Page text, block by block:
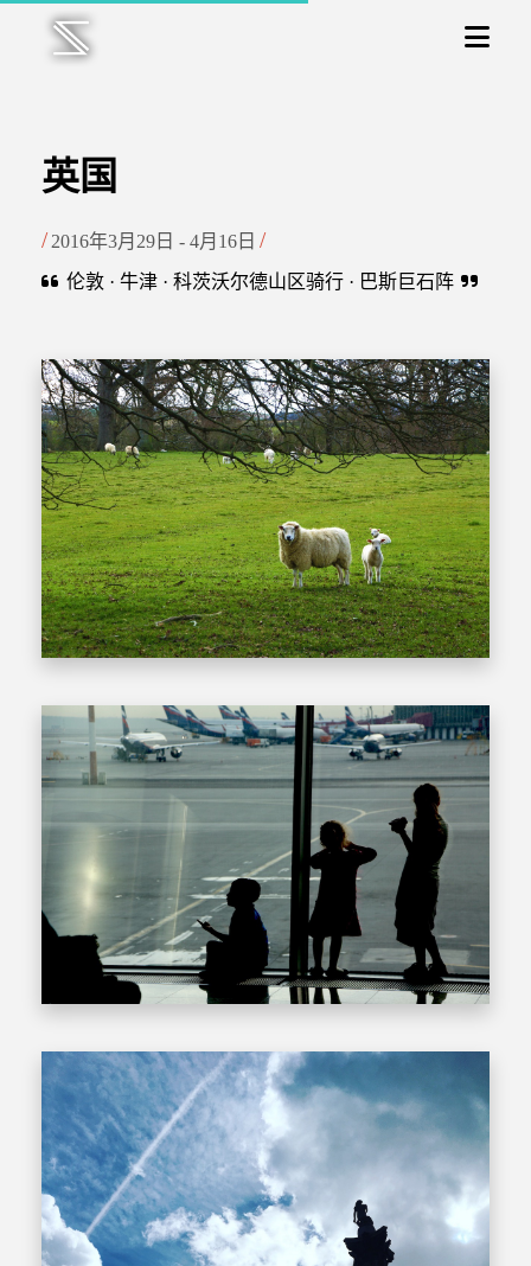
英国
2016年3月29日 - 4月16日
伦敦 · 牛津 · 科茨沃尔德山区骑行 · 巴斯巨石阵